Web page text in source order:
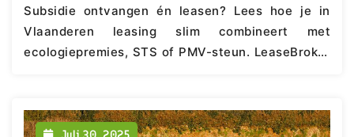
Subsidie ontvangen én leasen? Lees hoe je in
Vlaanderen leasing slim combineert met
ecologiepremies, STS of PMV-steun. LeaseBroker